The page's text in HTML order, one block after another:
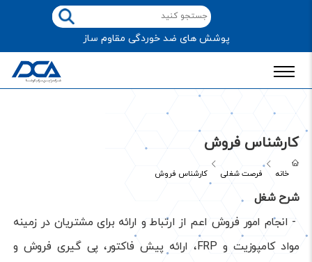
پوشش های ضد خوردگی مقاوم ساز
کارشناس فروش
خانه فرصت شغلی کارشناس فروش
شرح شغل
- انجام امور فروش اعم از ارتباط و ارائه برای مشتریان در زمینه
مواد کامپوزیت و FRP، ارائه پیش فاکتور، پی گیری فروش و